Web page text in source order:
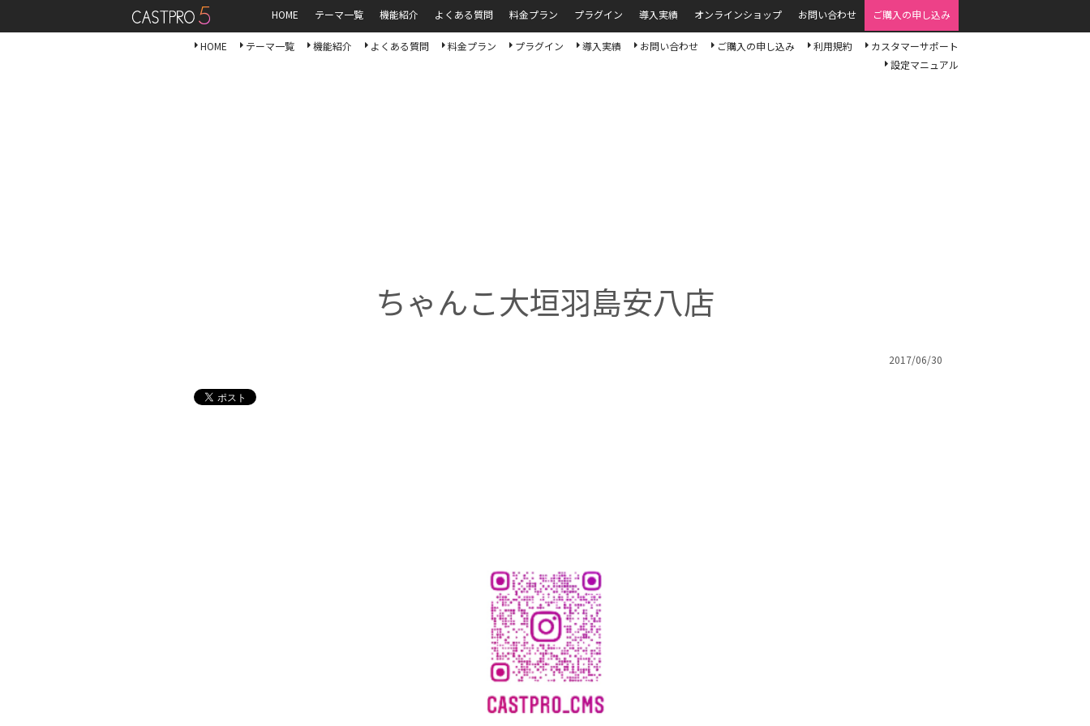
HOME テーマ一覧 機能紹介 よくある質問 料金プラン プラグイン 導入実績 オンラインショップ お問い合わせ ご購入の申し込み
HOME テーマ一覧 機能紹介 よくある質問 料金プラン プラグイン 導入実績 お問い合わせ ご購入の申し込み 利用規約
カスタマーサポート
設定マニュアル
ちゃんこ大垣羽島安八店
2017/06/30